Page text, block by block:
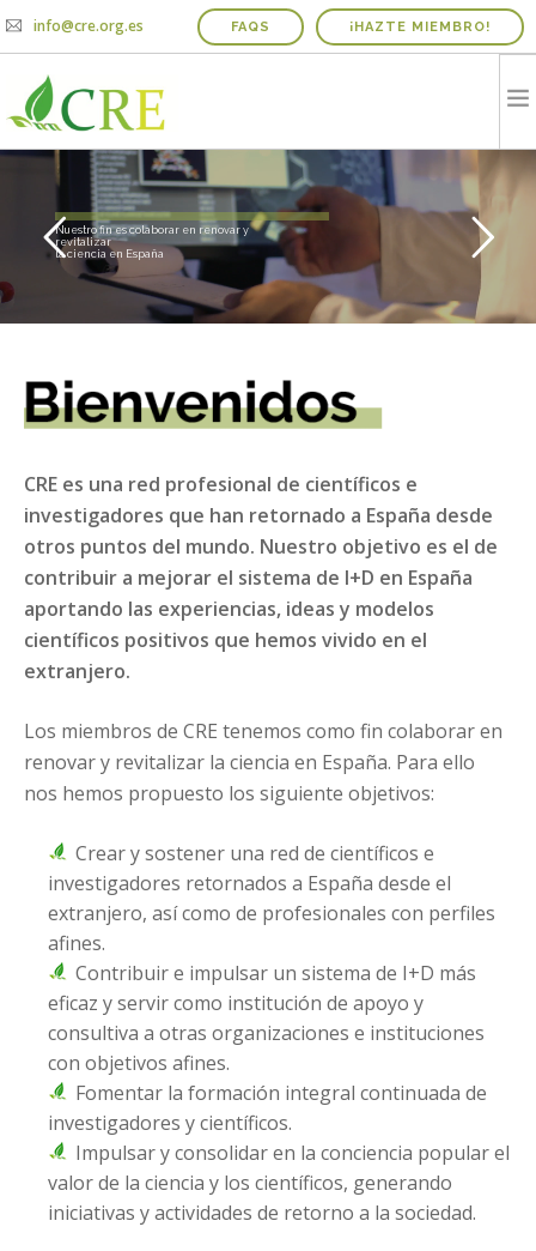
info@cre.org.es ¡HAZTE MIEMBRO!
FAQS
QUIENES SOMOS
PROYECTOS
NOTICIAS Y AGENDA
INFORME IRICIE
CONTACTO
COLABORADORES
R Profesional de
Científicos Retornados a España
Nuestro fin es colaborar en renovar y
revitalizar
la ciencia en España
CRE es una red profesional de científicos e
investigadores que han retornado a España desde
otros puntos del mundo. Nuestro objetivo es el de
contribuir a mejorar el sistema de I+D en España
aportando las experiencias, ideas y modelos
científicos positivos que hemos vivido en el
extranjero.
Los miembros de CRE tenemos como fin colaborar en
renovar y revitalizar la ciencia en España. Para ello
nos hemos propuesto los siguiente objetivos:
Crear y sostener una red de científicos e
investigadores retornados a España desde el
extranjero, así como de profesionales con perfiles
afines.
Contribuir e impulsar un sistema de I+D más
eficaz y servir como institución de apoyo y
consultiva a otras organizaciones e instituciones
con objetivos afines.
Fomentar la formación integral continuada de
investigadores y científicos.
Impulsar y consolidar en la conciencia popular el
valor de la ciencia y los científicos, generando
iniciativas y actividades de retorno a la sociedad.